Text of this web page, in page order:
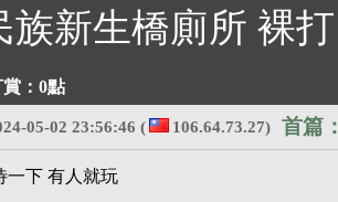
族新生橋廁所 裸打
賞：0點
首篇
05-02 23:56:46 ( 106.64.73.27)
一下 有人就玩